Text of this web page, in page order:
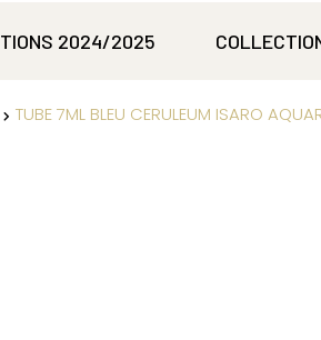
2024/2025
TUBE 7ML BLEU CERULEUM ISARO